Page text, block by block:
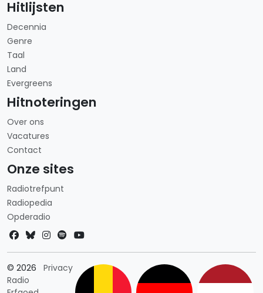
Hitlijsten
Decennia
Genre
Taal
Land
Evergreens
Hitnoteringen
Over ons
Vacatures
Contact
Onze sites
Radiotrefpunt
Radiopedia
Opderadio
© 2026
Radio
PrivacyLandkeuze